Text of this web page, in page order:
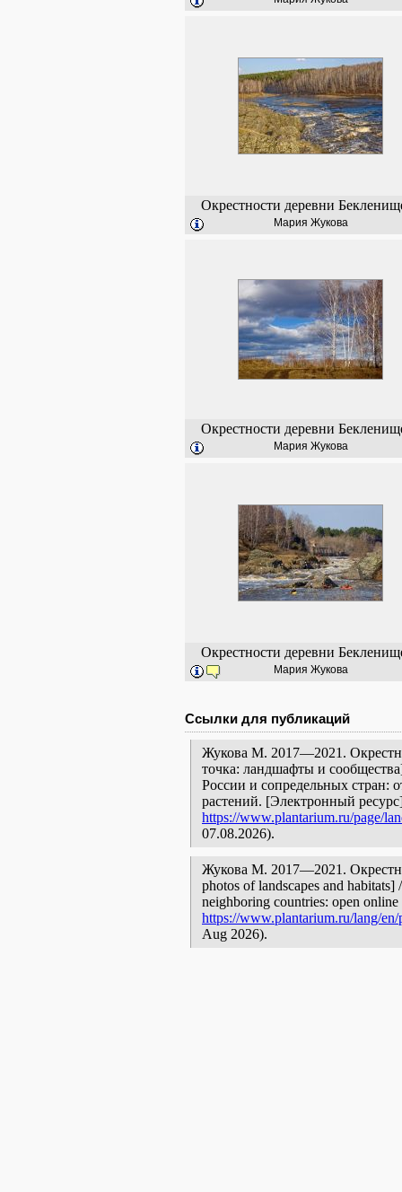
Окрестности деревни
Мария Жукова
Окрестности деревни
Мария Жукова
Окрестности деревни
Мария Жукова
Ссылки для публикаций
Жукова М. 2017—2021.
точка: ландшафты и
России и сопредельных стран:
растений. [Электронный
https://www.plantarium.ru/page/
07.08.2026).
Жукова М. 2017—2021.
photos of landscapes and
neighboring countries: open
https://www.plantarium.ru/lang/
Aug 2026).